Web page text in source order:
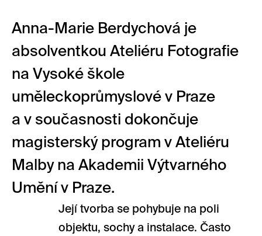
Anna-Marie Berdychová je
absolventkou Ateliéru Fotografie
na Vysoké škole
uměleckoprůmyslové v Praze
a v současnosti dokončuje
magisterský program v Ateliéru
Malby na Akademii Výtvarného
Umění v Praze.
Její tvorba se pohybuje na poli
objektu, sochy a instalace. Často